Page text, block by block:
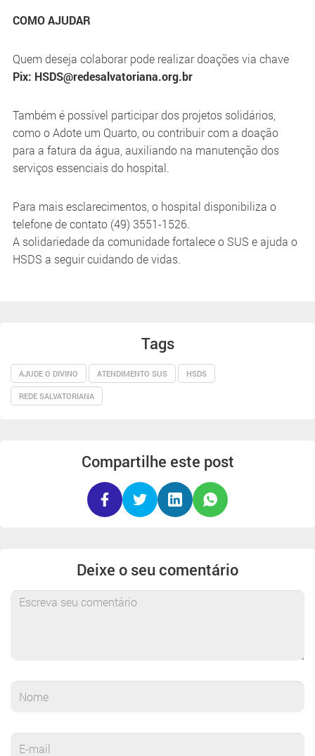
COMO AJUDAR
Quem deseja colaborar pode realizar doações via chave
Pix: HSDS@redesalvatoriana.org.br
Também é possível participar dos projetos solidários,
como o Adote um Quarto, ou contribuir com a doação
para a fatura da água, auxiliando na manutenção dos
serviços essenciais do hospital.
Para mais esclarecimentos, o hospital disponibiliza o
telefone de contato (49) 3551-1526.
A solidariedade da comunidade fortalece o SUS e ajuda o
HSDS a seguir cuidando de vidas.
Tags
AJUDE O DIVINO ATENDIMENTO SUS HSDS
REDE SALVATORIANA
Compartilhe este post
Deixe o seu comentário